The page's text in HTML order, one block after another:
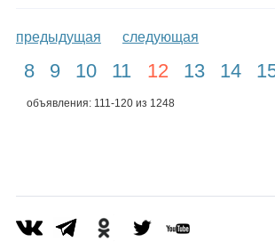
предыдущая следующая
8 9 10 11 12 13 14
объявления: 111-120 из 1248